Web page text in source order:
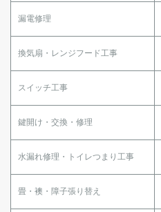
漏電修理
換気扇・レンジフード工事
スイッチ工事
鍵開け・交換・修理
水漏れ修理・トイレつまり工事
畳・襖・障子張り替え